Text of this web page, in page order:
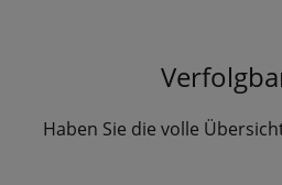
Haben Sie die volle